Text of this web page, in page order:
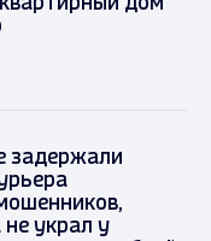
дом
задержали
украл у